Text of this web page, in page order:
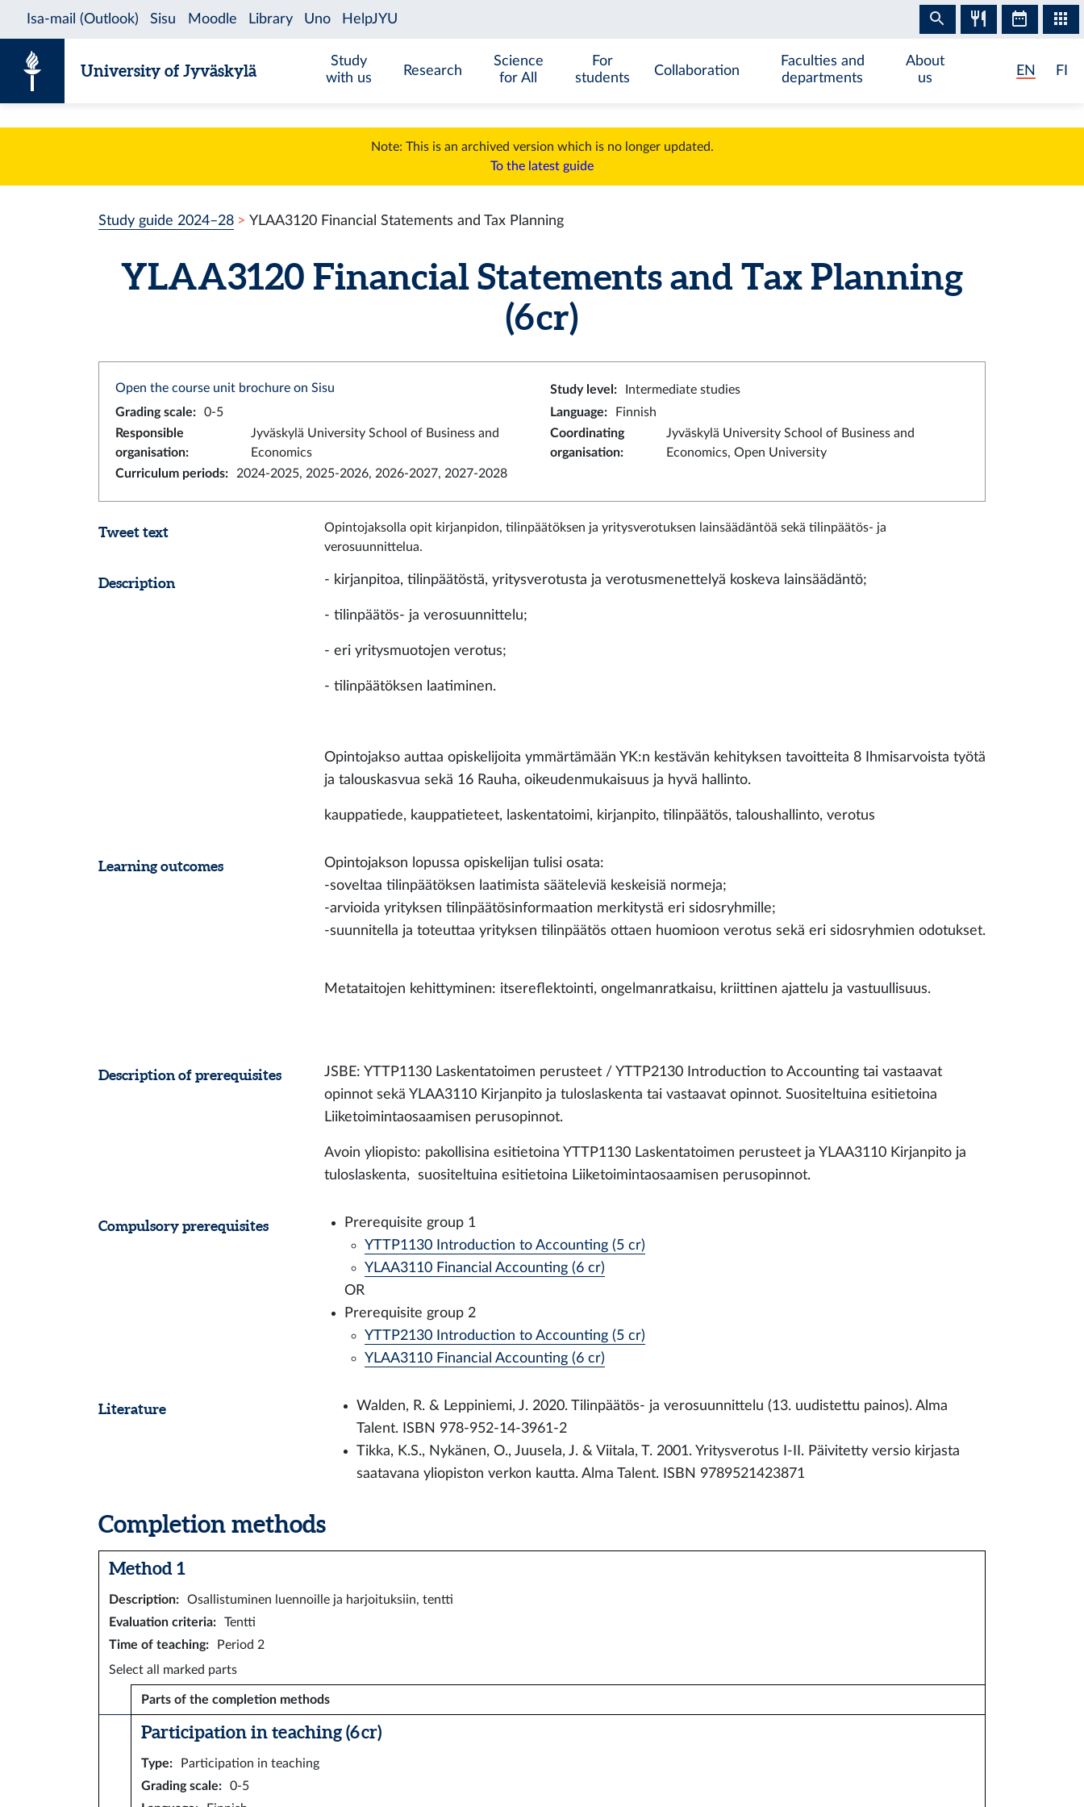
University of Jyväskylä
Study
with us
Research
Science
for All
For
students
Collaboration
Faculties and
departments
About
us
EN FI
Note: This is an archived version which is no longer updated.
To the latest guide
Study guide 2024–28 YLAA3120 Financial Statements and Tax Planning
YLAA3120 Financial Statements and Tax Planning
(6 cr)
Open the course unit brochure on Sisu Study level :
Intermediate studies
Grading scale: 0-5 Language:
Finnish
Responsible
organisation:
Jyväskylä University School of Business and
Economics
Coordinating
organisation:
Jyväskylä University School of Business and
Economics, Open University
Curriculum periods: 2024-2025, 2025-2026, 2026-2027, 2027-2028
Tweet text
Opintojaksolla opit kirjanpidon, tilinpäätöksen ja yritysverotuksen lainsäädäntöä sekä tilinpäätös- ja
verosuunnittelua.
Description - kirjanpitoa, tilinpäätöstä, yritysverotusta ja verotusmenettelyä koskeva lainsäädäntö;
- tilinpäätös- ja verosuunnittelu;
- eri yritysmuotojen verotus;
- tilinpäätöksen laatiminen.
Opintojakso auttaa opiskelijoita ymmärtämään YK:n kestävän kehityksen tavoitteita 8 Ihmisarvoista työtä
ja talouskasvua sekä 16 Rauha, oikeudenmukaisuus ja hyvä hallinto.
kauppatiede, kauppatieteet, laskentatoimi, kirjanpito, tilinpäätös, taloushallinto, verotus
Learning outcomes
Opintojakson lopussa opiskelijan tulisi osata:
-soveltaa tilinpäätöksen laatimista sääteleviä keskeisiä normeja;
-arvioida yrityksen tilinpäätösinformaation merkitystä eri sidosryhmille;
-suunnitella ja toteuttaa yrityksen tilinpäätös ottaen huomioon verotus sekä eri sidosryhmien odotukset.
Metataitojen kehittyminen: itsereflektointi, ongelmanratkaisu, kriittinen ajattelu ja vastuullisuus.
Description of prerequisites
JSBE: YTTP1130 Laskentatoimen perusteet / YTTP2130 Introduction to Accounting tai vastaavat
opinnot sekä YLAA3110 Kirjanpito ja tuloslaskenta tai vastaavat opinnot. Suositeltuina esitietoina
Liiketoimintaosaamisen perusopinnot.
Avoin yliopisto: pakollisina esitietoina YTTP1130 Laskentatoimen perusteet ja YLAA3110 Kirjanpito ja
tuloslaskenta, suositeltuina esitietoina Liiketoimintaosaamisen perusopinnot.
Compulsory prerequisites
Prerequisite group 1
YTTP1130 Introduction to Accounting (5 cr)
YLAA3110 Financial Accounting (6 cr)
OR
Prerequisite group 2
YTTP2130 Introduction to Accounting (5 cr)
YLAA3110 Financial Accounting (6 cr)
Literature
Walden, R. & Leppiniemi, J. 2020. Tilinpäätös- ja verosuunnittelu (13. uudistettu painos). Alma
Talent. ISBN 978-952-14-3961-2
Tikka, K.S., Nykänen, O., Juusela, J. & Viitala, T. 2001. Yritysverotus I-II. Päivitetty versio kirjasta
saatavana yliopiston verkon kautta. Alma Talent. ISBN 9789521423871
Completion methods
Method 1
Description:
Osallistuminen luennoille ja harjoituksiin, tentti
Evaluation criteria:
Tentti
Time of teaching:
Period 2
Select all marked parts
Parts of the completion methods
Participation in teaching (6 cr)
Type:
Participation in teaching
Grading scale:
0-5